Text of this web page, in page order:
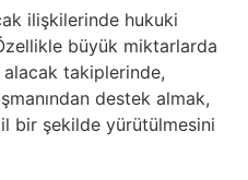
ilişkilerinde hukuki
büyük miktarlarda
takiplerinde,
destek almak,
bir şekilde yürütülmesini